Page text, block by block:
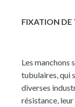
FIXATION DE
Les manchons
tubulaires, qui
diverses
résistance,